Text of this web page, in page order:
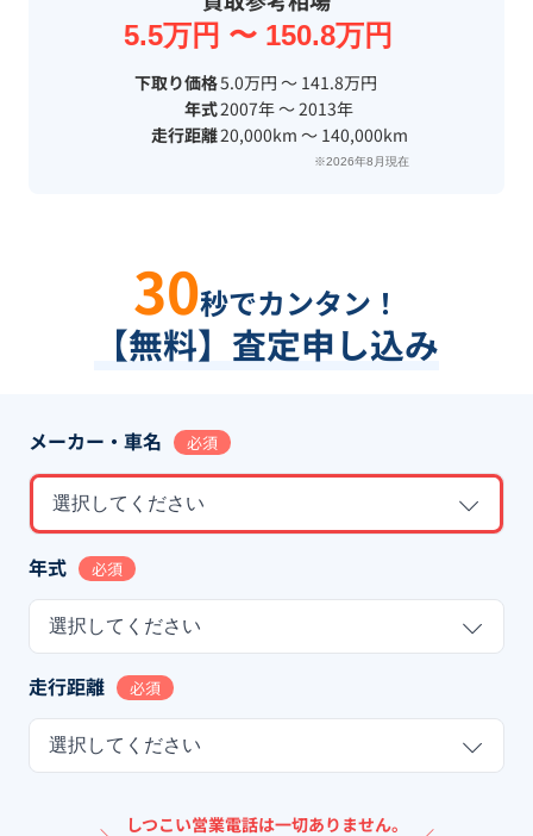
5.5万円 〜 150.8万円
下取り価格5.0万円 〜 141.8万円
年式2007年 〜 2013年
走行距離20,000km 〜 140,000km
※2026年8月現在
30秒でカンタン！
【無料】査定申し込み
メーカー・車名 必須
選択してください
年式 必須
選択してください
走行距離 必須
選択してください
しつこい営業電話は一切ありません。